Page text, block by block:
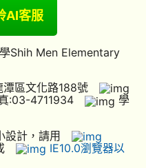
AI客服
Shih Men Elementary
區文化路188號
:03-4711934
學
設計，請用
IE10.0瀏覽器以